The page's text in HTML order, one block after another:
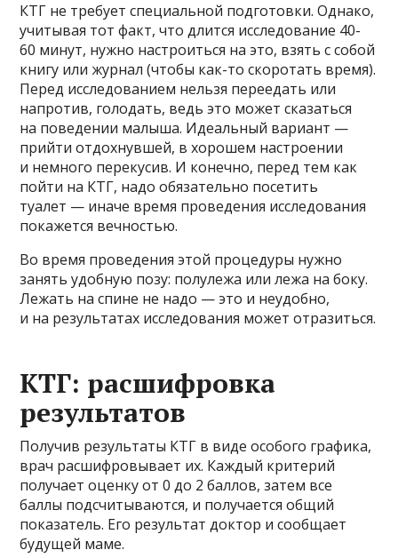
КТГ не требует специальной подготовки. Однако,
учитывая тот факт, что длится исследование 40-
60 минут, нужно настроиться на это, взять с собой
книгу или журнал (чтобы как-то скоротать время).
Перед исследованием нельзя переедать или
напротив, голодать, ведь это может сказаться
на поведении малыша. Идеальный вариант —
прийти отдохнувшей, в хорошем настроении
и немного перекусив. И конечно, перед тем как
пойти на КТГ, надо обязательно посетить
туалет — иначе время проведения исследования
покажется вечностью.
Во время проведения этой процедуры нужно
занять удобную позу: полулежа или лежа на боку.
Лежать на спине не надо — это и неудобно,
и на результатах исследования может отразиться.
КТГ: расшифровка
результатов
Получив результаты КТГ в виде особого графика,
врач расшифровывает их. Каждый критерий
получает оценку от 0 до 2 баллов, затем все
баллы подсчитываются, и получается общий
показатель. Его результат доктор и сообщает
будущей маме.